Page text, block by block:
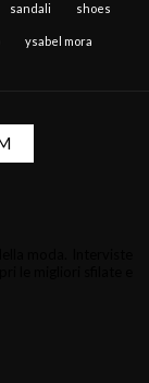
sandali shoes
ysabel mora